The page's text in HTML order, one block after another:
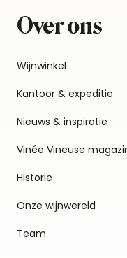
Over ons
Wijnwinkel
Kantoor & expeditie
Nieuws & inspiratie
Vinée Vineuse
Historie
Onze wijnwereld
Team